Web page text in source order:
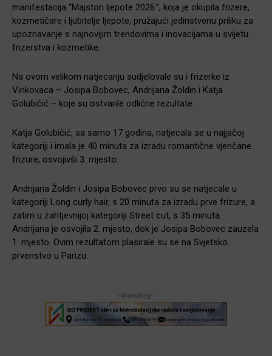
manifestacija “Majstori ljepote 2026.”, koja je okupila frizere,
kozmetičare i ljubitelje ljepote, pružajući jedinstvenu priliku za
upoznavanje s najnovijim trendovima i inovacijama u svijetu
frizerstva i kozmetike.
Na ovom velikom natjecanju sudjelovale su i frizerke iz
Vinkovaca – Josipa Bobovec, Andrijana Žoldin i Katja
Golubičić – koje su ostvarile odlične rezultate.
Katja Golubičić, sa samo 17 godina, natjecala se u najjačoj
kategoriji i imala je 40 minuta za izradu romantične vjenčane
frizure, osvojivši 3. mjesto.
Andrijana Žoldin i Josipa Bobovec prvo su se natjecale u
kategoriji Long curly hair, s 20 minuta za izradu prve frizure, a
zatim u zahtjevnijoj kategoriji Street cut, s 35 minuta.
Andrijana je osvojila 2. mjesto, dok je Josipa Bobovec zauzela
1. mjesto. Ovim rezultatom plasirale su se na Svjetsko
prvenstvo u Parizu.
-Marketing-